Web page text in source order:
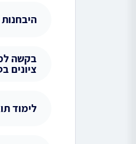
בקשה
ציונים
לימוד